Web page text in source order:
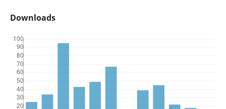
Downloads